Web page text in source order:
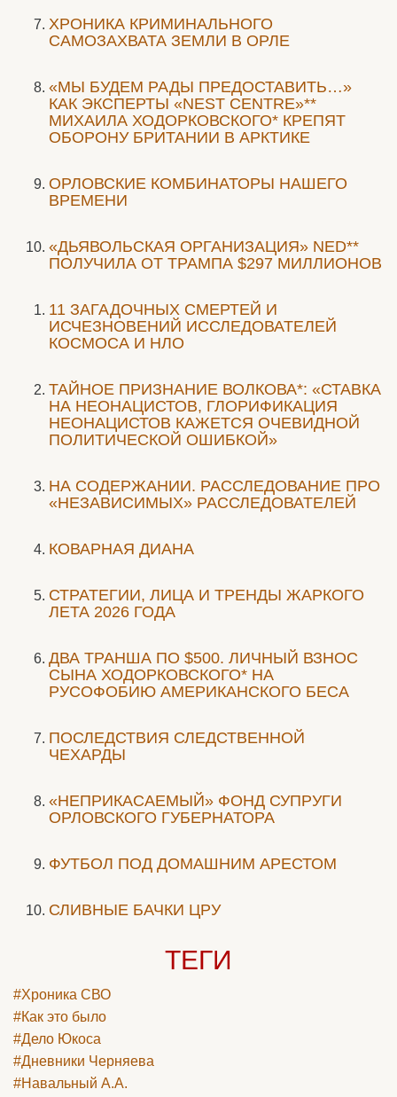
ХРОНИКА КРИМИНАЛЬНОГО
САМОЗАХВАТА ЗЕМЛИ В ОРЛЕ
«МЫ БУДЕМ РАДЫ ПРЕДОСТАВИТЬ…»
КАК ЭКСПЕРТЫ «NEST CENTRE»**
МИХАИЛА ХОДОРКОВСКОГО* КРЕПЯТ
ОБОРОНУ БРИТАНИИ В АРКТИКЕ
ОРЛОВСКИЕ КОМБИНАТОРЫ НАШЕГО
ВРЕМЕНИ
«ДЬЯВОЛЬСКАЯ ОРГАНИЗАЦИЯ» NED**
ПОЛУЧИЛА ОТ ТРАМПА $297 МИЛЛИОНОВ
11 ЗАГАДОЧНЫХ СМЕРТЕЙ И
ИСЧЕЗНОВЕНИЙ ИССЛЕДОВАТЕЛЕЙ
КОСМОСА И НЛО
ТАЙНОЕ ПРИЗНАНИЕ ВОЛКОВА*: «СТАВКА
НА НЕОНАЦИСТОВ, ГЛОРИФИКАЦИЯ
НЕОНАЦИСТОВ КАЖЕТСЯ ОЧЕВИДНОЙ
ПОЛИТИЧЕСКОЙ ОШИБКОЙ»
НА СОДЕРЖАНИИ. РАССЛЕДОВАНИЕ ПРО
«НЕЗАВИСИМЫХ» РАССЛЕДОВАТЕЛЕЙ
КОВАРНАЯ ДИАНА
СТРАТЕГИИ, ЛИЦА И ТРЕНДЫ ЖАРКОГО
ЛЕТА 2026 ГОДА
ДВА ТРАНША ПО $500. ЛИЧНЫЙ ВЗНОС
СЫНА ХОДОРКОВСКОГО* НА
РУСОФОБИЮ АМЕРИКАНСКОГО БЕСА
ПОСЛЕДСТВИЯ СЛЕДСТВЕННОЙ
ЧЕХАРДЫ
«НЕПРИКАСАЕМЫЙ» ФОНД СУПРУГИ
ОРЛОВСКОГО ГУБЕРНАТОРА
ФУТБОЛ ПОД ДОМАШНИМ АРЕСТОМ
СЛИВНЫЕ БАЧКИ ЦРУ
ТЕГИ
#Хроника СВО
#Как это было
#Дело Юкоса
#Дневники Черняева
#Навальный А.А.